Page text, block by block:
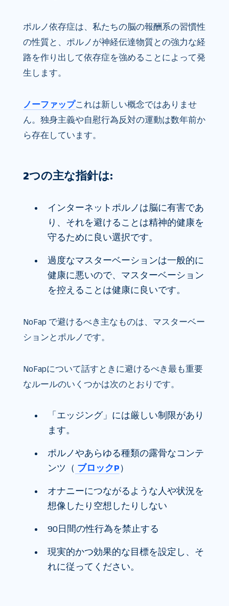
ポルノ依存症は、私たちの脳の報酬系の習慣性
の性質と、ポルノが神経伝達物質との強力な経
路を作り出して依存症を強めることによって発
生します。
ノーファップこれは新しい概念ではありませ
ん。独身主義や自慰行為反対の運動は数年前か
ら存在しています。
2つの主な指針は:
インターネットポルノは脳に有害であ
り、それを避けることは精神的健康を
守るために良い選択です。
過度なマスターベーションは一般的に
健康に悪いので、マスターベーション
を控えることは健康に良いです。
NoFap で避けるべき主なものは、マスターベー
ションとポルノです。
NoFapについて話すときに避けるべき最も重要
なルールのいくつかは次のとおりです。
「エッジング」には厳しい制限があり
ます。
ポルノやあらゆる種類の露骨なコンテ
ンツ（ ブロックP ）
オナニーにつながるような人や状況を
想像したり空想したりしない
90日間の性行為を禁止する
現実的かつ効果的な目標を設定し、そ
れに従ってください。